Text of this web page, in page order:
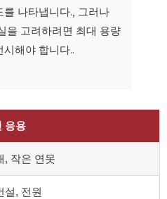
나타냅니다., 그러나
을 고려하려면 최대 용량
해야 합니다..
응용
, 작은 연못
설, 전원